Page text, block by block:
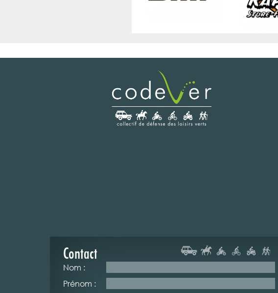
Contact
Nom :
Prénom :